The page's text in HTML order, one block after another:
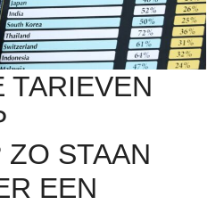
TARIEVEN
STAAN
EEN